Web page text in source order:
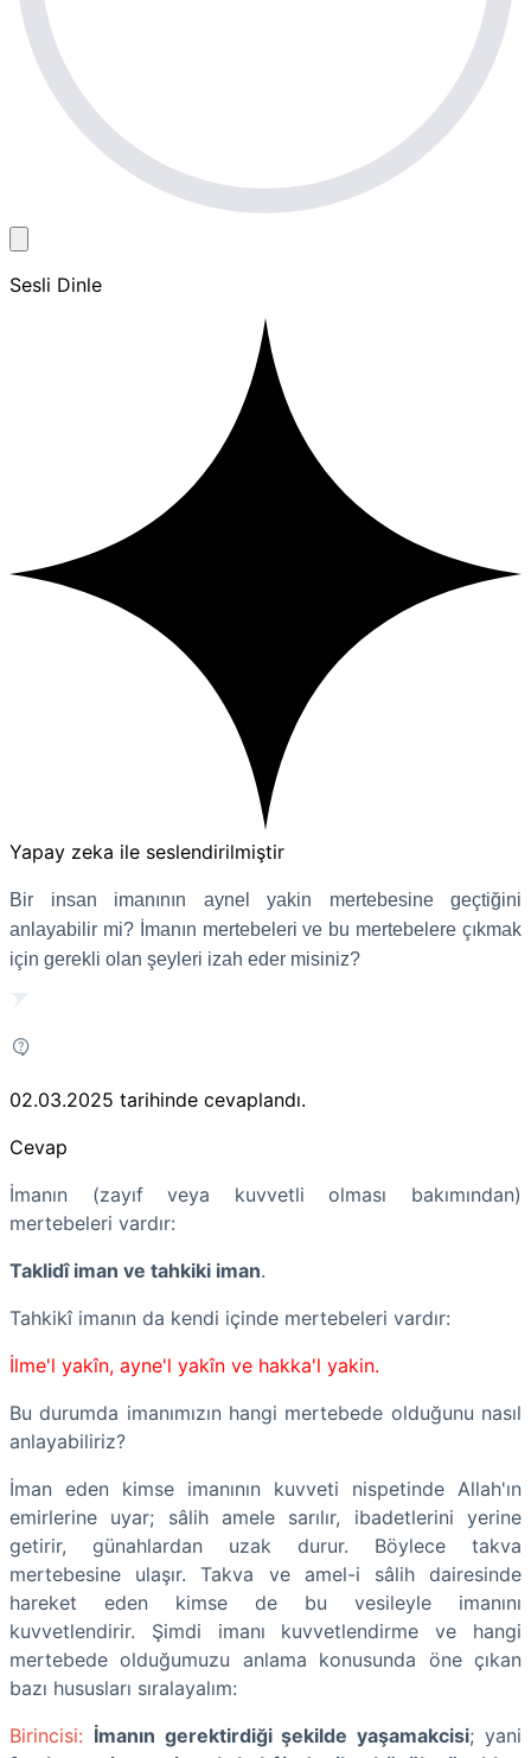
Sesli Dinle
Yapay zeka ile seslendirilmiştir
Bir insan imanının aynel yakin mertebesine geçtiğini
anlayabilir mi? İmanın mertebeleri ve bu mertebelere çıkmak
için gerekli olan şeyleri izah eder misiniz?
02.03.2025 tarihinde cevaplandı.
Cevap
İmanın (zayıf veya kuvvetli olması bakımından)
mertebeleri vardır:
Taklidî iman ve tahkiki iman.
Tahkikî imanın da kendi içinde mertebeleri vardır:
İlme'l yakîn, ayne'l yakîn ve hakka'l yakin.
Bu durumda imanımızın hangi mertebede olduğunu nasıl
anlayabiliriz?
İman eden kimse imanının kuvveti nispetinde Allah'ın
emirlerine uyar; sâlih amele sarılır, ibadetlerini yerine
getirir, günahlardan uzak durur. Böylece takva
mertebesine ulaşır. Takva ve amel-i sâlih dairesinde
hareket eden kimse de bu vesileyle imanını
kuvvetlendirir. Şimdi imanı kuvvetlendirme ve hangi
mertebede olduğumuzu anlama konusunda öne çıkan
bazı hususları sıralayalım:
Birincisi: İmanın gerektirdiği şekilde yaşamakcisi; yani